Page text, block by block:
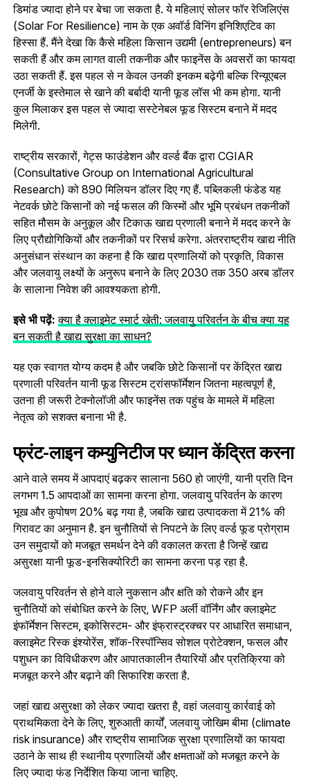
डिमांड ज्यादा होने पर बेचा जा सकता है. ये महिलाएं सोलर फॉर रेजिलिएंस
(Solar For Resilience) नाम के एक अवॉर्ड विनिंग इनिशिएटिव का
हिस्सा हैं. मैंने देखा कि कैसे महिला किसान उद्यमी (entrepreneurs) बन
सकती हैं और कम लागत वाली तकनीक और फाइनेंस के अवसरों का फायदा
उठा सकती हैं. इस पहल से न केवल उनकी इनकम बढ़ेगी बल्कि रिन्यूएबल
एनर्जी के इस्तेमाल से खाने की बर्बादी यानी फूड लॉस भी कम होगा. यानी
कुल मिलाकर इस पहल से ज्यादा सस्टेनेबल फूड सिस्टम बनाने में मदद
मिलेगी.
राष्ट्रीय सरकारों, गेट्स फाउंडेशन और वर्ल्ड बैंक द्वारा CGIAR
(Consultative Group on International Agricultural
Research) को 890 मिलियन डॉलर दिए गए हैं. पब्लिकली फंडेड यह
नेटवर्क छोटे किसानों को नई फसल की किस्मों और भूमि प्रबंधन तकनीकों
सहित मौसम के अनुकूल और टिकाऊ खाद्य प्रणाली बनाने में मदद करने के
लिए प्रौद्योगिकियों और तकनीकों पर रिसर्च करेगा. अंतरराष्ट्रीय खाद्य नीति
अनुसंधान संस्थान का कहना है कि खाद्य प्रणालियों को प्रकृति, विकास
और जलवायु लक्ष्यों के अनुरूप बनाने के लिए 2030 तक 350 अरब डॉलर
के सालाना निवेश की आवश्यकता होगी.
इसे भी पढ़ें:क्या है क्‍लाइमेट स्मार्ट खेती: जलवायु परिवर्तन के बीच क्या यह
बन सकती है खाद्य सुरक्षा का साधन?
यह एक स्वागत योग्य कदम है और जबकि छोटे किसानों पर केंद्रित खाद्य
प्रणाली परिवर्तन यानी फूड सिस्टम ट्रांसफॉर्मेशन जितना महत्वपूर्ण है,
उतना ही जरूरी टेक्नोलॉजी और फाइनेंस तक पहुंच के मामले में महिला
नेतृत्व को सशक्त बनाना भी है.
फ्रंट-लाइन कम्युनिटीज पर ध्यान केंद्रित करना
आने वाले समय में आपदाएं बढ़कर सालाना 560 हो जाएंगी, यानी प्रति दिन
लगभग 1.5 आपदाओं का सामना करना होगा. जलवायु परिवर्तन के कारण
भूख और कुपोषण 20% बढ़ गया है, जबकि खाद्य उत्पादकता में 21% की
गिरावट का अनुमान है. इन चुनौतियों से निपटने के लिए वर्ल्ड फूड प्रोग्राम
उन समुदायों को मजबूत समर्थन देने की वकालत करता है जिन्हें खाद्य
असुरक्षा यानी फूड-इनसिक्योरिटी का सामना करना पड़ रहा है.
जलवायु परिवर्तन से होने वाले नुकसान और क्षति को रोकने और इन
चुनौतियों को संबोधित करने के लिए, WFP अर्ली वॉर्निंग और क्लाइमेट
इंफॉर्मेशन सिस्टम, इकोसिस्टम- और इंफ्रास्ट्रक्चर पर आधारित समाधान,
क्लाइमेट रिस्क इंश्योरेंस, शॉक-रिस्पॉन्सिव सोशल प्रोटेक्शन, फसल और
पशुधन का विविधीकरण और आपातकालीन तैयारियों और प्रतिक्रिया को
मजबूत करने और बढ़ाने की सिफारिश करता है.
जहां खाद्य असुरक्षा को लेकर ज्यादा खतरा है, वहां जलवायु कार्रवाई को
प्राथमिकता देने के लिए, शुरुआती कार्यों, जलवायु जोखिम बीमा (climate
risk insurance) और राष्ट्रीय सामाजिक सुरक्षा प्रणालियों का फायदा
उठाने के साथ ही स्थानीय प्रणालियों और क्षमताओं को मजबूत करने के
लिए ज्यादा फंड निर्देशित किया जाना चाहिए.